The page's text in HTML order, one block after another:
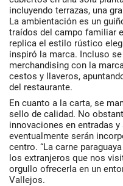
incluyendo terrazas, una
La ambientación es un
traídos del campo familiar
replica el estilo rústico
inspiró la marca. Incluso
merchandising con la
cestos y llaveros,
del restaurante.
En cuanto a la carta, se
sello de calidad. No
innovaciones en entradas
eventualmente serán
centro. “La carne
los extranjeros que nos
orgullo ofrecerla en un
Vallejos.